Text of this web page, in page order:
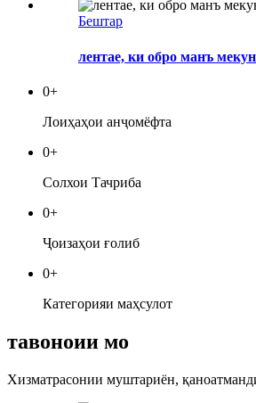
Бештар
лентае, ки обро манъ
0+
Лоиҳаҳои анҷомёфта
0+
Солхои Тачриба
0+
Ҷоизаҳои ғолиб
0+
Категорияи маҳсулот
тавоноии мо
Хизматрасонии муштариён,